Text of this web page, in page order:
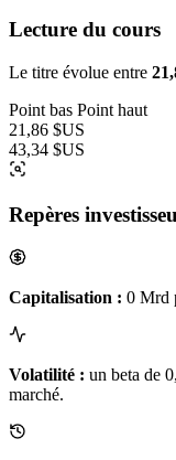
Lecture du cours
Le titre évolue entre
Point bas Point haut
21,86 $US
43,34 $US
Repères
Capitalisation : 0 Mrd
Volatilité : un beta de
marché.